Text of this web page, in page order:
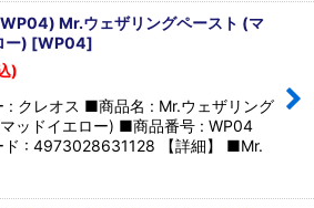
Mr.ウェザリングペースト (マ
ー) [WP04]
)
: クレオス ■商品名 : Mr.ウェザリング
ッドイエロー) ■商品番号 : WP04
: 4973028631128 【詳細】 ■Mr.